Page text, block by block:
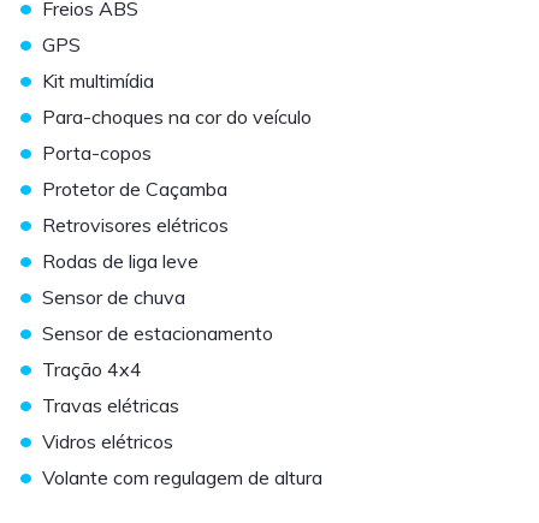
Freios ABS
• GPS
• Kit multimídia
• Para-choques na cor do veículo
• Porta-copos
• Protetor de Caçamba
• Retrovisores elétricos
• Rodas de liga leve
• Sensor de chuva
• Sensor de estacionamento
• Tração 4x4
• Travas elétricas
• Vidros elétricos
• Volante com regulagem de altura